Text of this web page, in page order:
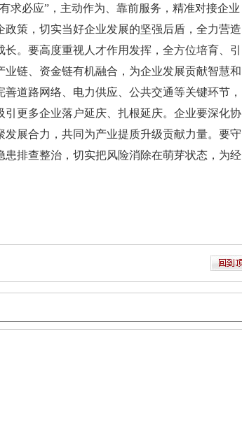
求必应”，主动作为、靠前服务，精准对接企业
策，切实当好企业发展的坚强后盾，全力营造
。要高度重视人才作用发挥，全方位培育、引
链、资金链有机融合，为企业发展贡献智慧和
道路网络、电力供应、公共交通等关键环节，
更多企业落户延庆、扎根延庆。企业要深化协
展合力，共同为产业提质升级贡献力量。要守
排查整治，切实把风险消除在萌芽状态，为经